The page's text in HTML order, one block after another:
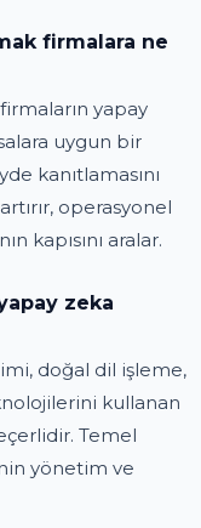
firmalara ne
yapay
uygun bir
kanıtlamasını
operasyonel
kapısını aralar.
zeka
doğal dil işleme,
kullanan
Temel
yönetim ve